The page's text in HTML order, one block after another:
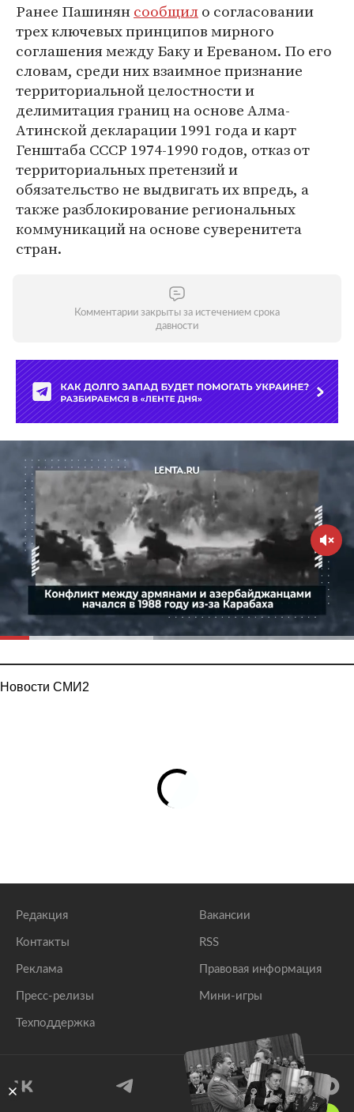
Ранее Пашинянсообщило согласовании
трех ключевых принципов мирного
соглашения между Баку и Ереваном. По его
словам, среди них взаимное признание
территориальной целостности и
делимитация границ на основе Алма-
Атинской декларации 1991 года и карт
Генштаба СССР 1974-1990 годов, отказ от
территориальных претензий и
обязательство не выдвигать их впредь, а
также разблокирование региональных
коммуникаций на основе суверенитета
стран.
Комментарии закрыты за истечением срока
давности
Новости СМИ2
Редакция
Контакты
Реклама
Пресс-релизы
Техподдержка
Вакансии
RSS
Правовая информация
Мини-игры